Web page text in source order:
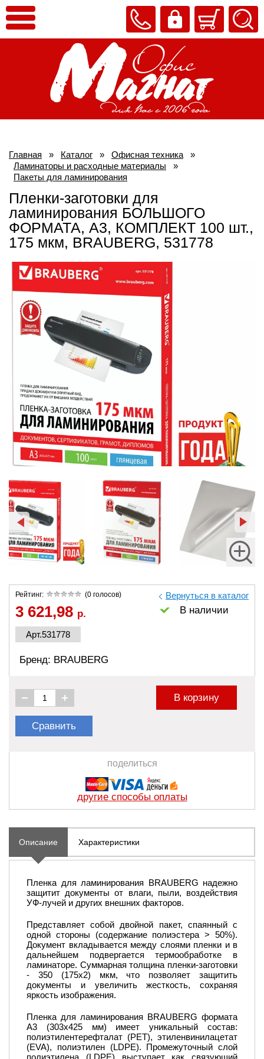
Главная » Каталог » Офисная техника
»
Ламинаторы и расходные материалы
»
Пакеты для ламинирования
Пленки-заготовки для
ламинирования БОЛЬШОГО
ФОРМАТА, А3, КОМПЛЕКТ 100 шт.,
175 мкм, BRAUBERG, 531778
Рейтинг: (0 голосов)
3 621,98 р.
Арт.531778
Вернуться в каталог
В наличии
Бренд: BRAUBERG
В корзину
Сравнить
поделиться
другие способы оплаты
Описание Характеристики
Пленка для ламинирования BRAUBERG надежно
защитит документы от влаги, пыли, воздействия
УФ-лучей и других внешних факторов.
Представляет собой двойной пакет, спаянный с
одной стороны (содержание полиэстера > 50%).
Документ вкладывается между слоями пленки и в
дальнейшем подвергается термообработке в
ламинаторе. Суммарная толщина пленки-заготовки
- 350 (175х2) мкм, что позволяет защитить
документы и увеличить жесткость, сохраняя
яркость изображения.
Пленка для ламинирования BRAUBERG формата
А3 (303х425 мм) имеет уникальный состав:
полиэтилентерефталат (PET), этиленвинилацетат
(EVA), полиэтилен (LDPE). Промежуточный слой
полиэтилена (LDPE) выступает как связующий